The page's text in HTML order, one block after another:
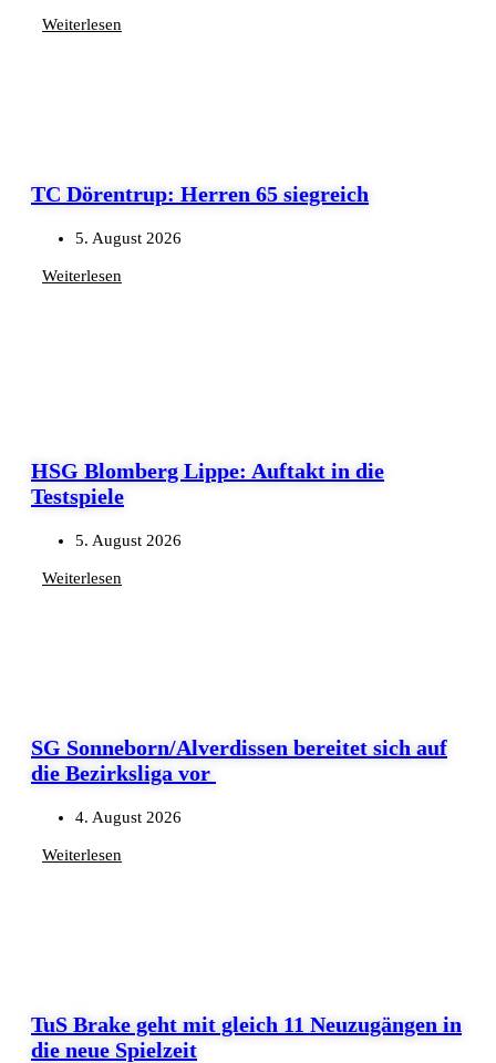
Weiterlesen
TC Dörentrup: Herren 65 siegreich
5. August 2026
Weiterlesen
HSG Blomberg Lippe: Auftakt in die
Testspiele
5. August 2026
Weiterlesen
SG Sonneborn/Alverdissen bereitet sich auf
die Bezirksliga vor
4. August 2026
Weiterlesen
TuS Brake geht mit gleich 11 Neuzugängen in
die neue Spielzeit